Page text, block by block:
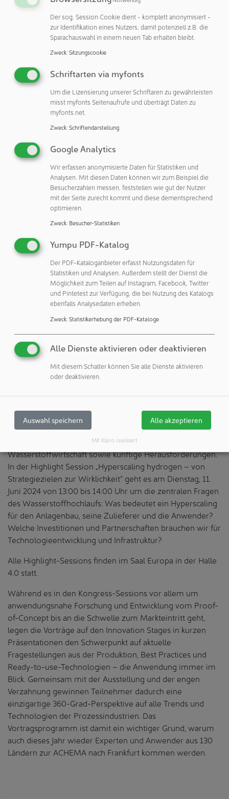
Branchenexperten zusammenzubringen, diese
Herausforderungen anzugehen und Innovation zu
fördern“, betont Matthias Brey, Head of Sustainability
Consulting Europe West bei EY. In der Highlight-Session
„Fossil-freie Produktion – auf der Suche nach alternativen
Experten aus Wissenschaft und Industrie am Donnerstag,
13. Juni 2024 von 13:00 bis 14:00 Uhr, wie eine fossilfreie
Produktion Realität werden kann.
Industrie 4.0, Künstliche Intelligenz, Autonome Systeme,
Digitale Zwillinge und nicht zuletzt auch Cybersecurity: Die
Siemens Digital Innovation Stage in Halle 11.0 bietet einen
umfassenden und praxisnahen Überblick über zentrale
Digitaltrends und ihren Einsatz in der Prozessindustrie.
„Für die Prozessindustrie ist die ACHEMA die zentrale
zusammentreffen. Wir werden dort zeigen, wie Siemens
die reale mit der digitalen Welt verbindet, um eine
nachhaltigere Zukunft für unsere Kunden zu gestalten“, so
Axel Lorenz, CEO Process Automation bei Siemens. Die
Highlight Session „Künstliche Intelligenz und autonome
Systeme in der Prozessindustrie” am Mittwoch, 12. Juni
2024 von 13:00 bis 14:00 Uhr erörtert die Schritte auf dem
nach, welche technologischen und kulturellen
Hydrogen Innovation
Die Prozessindustrie steht wie keine andere Branche für
Stage in Halle 6.0, die Sonderschau Wasserstoff sowie
zahlreiche weitere Aussteller auf der ACHEMA
präsentieren die bisherigen Meilensteine der
Wasserstoffwirtschaft sowie künftige Herausforderungen.
In der Highlight Session „Hyperscaling hydrogen – von
Strategiezielen zur Wirklichkeit” geht es am Dienstag, 11.
Juni 2024 von 13:00 bis 14:00 Uhr um die zentralen Fragen
des Wasserstoffhochlaufs: Was bedeutet ein Hyperscaling
für den Anlagenbau, seine Zulieferer und die Anwender?
Welche Investitionen und Partnerschaften brauchen wir für
Technologieentwicklung und Infrastruktur?
Alle Highlight-Sessions finden im Saal Europa in der Halle
4.0 statt.
Während es in den Kongress-Sessions vor allem um
anwendungsnahe Forschung und Entwicklung vom Proof-
of-Concept bis an die Schwelle zum Markteintritt geht,
legen die Vorträge auf den Innovation Stages in kurzen
Präsentationen den Schwerpunkt auf aktuelle
Fragestellungen aus der Produktion, Best Practices und
Ready-to-use-Technologien – die Anwendung immer im
Blick. Gemeinsam mit der Ausstellung und der engen
Verzahnung gewinnen Teilnehmer dadurch eine
einzigartige 360-Grad-Perspektive auf alle Trends und
Technologien der Prozessindustrien. Das
Vortragsprogramm ist damit ein wichtiger Grund, warum
auch dieses Jahr wieder Experten und Anwender aus 130
Ländern zur ACHEMA nach Frankfurt kommen werden.
Der sog. Session Cookie dient - komplett anonymisiert -
zur Identifikation eines Nutzers, damit potenziell z.B. die
Sparachauswahl in einem neuen Tab erhalten bleibt.
Zweck: Sitzungscookie
Schriftarten via myfonts
Um die Lizensierung unserer Schriftaren zu gewährleisten
misst myfonts Seitenaufrufe und überträgt Daten zu
myfonts.net.
Zweck: Schriftendarstellung
Google Analytics
Wir erfassen anonymisierte Daten für Statistiken und
Analysen. Mit diesen Daten können wir zum Beispiel die
Besucherzahlen messen, feststellen wie gut der Nutzer
mit der Seite zurecht kommt und diese dementsprechend
optimieren.
Zweck: Besucher-Statistiken
Yumpu PDF-Katalog
Der PDF-Kataloganbieter erfasst Nutzungsdaten für
Statistiken und Analysen. Außerdem stellt der Dienst die
Möglichkeit zum Teilen auf Instagram, Facebook, Twitter
und Pintetest zur Verfügung, die bei Nutzung des Katalogs
ebenfalls Analysedaten erheben.
Zweck: Statistikerhebung der PDF-Kataloge
Alle Dienste aktivieren oder deaktivieren
Mit diesem Schalter können Sie alle Dienste aktivieren
oder deaktivieren.
Auswahl speichern Alle akzeptieren
Mit Klaro realisiert